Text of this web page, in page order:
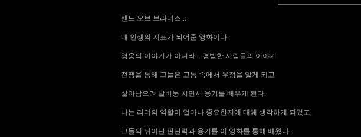
밴드 오브 브라더스...
내 인생의 지표가 되어준 영화이다.
영웅의 이야기가 아니라... 평범한 사람들의 이야기
전쟁을 통해 그들은 고통 속에서 우정을 알게 되고
살아남으려 발버둥 치면서 용기를 배우게 된다.
나는 리더의 역할이 얼마나 중요한지에 대해 생각하게 되었고,
그들의 뛰어난 판단력과 용기를 이 영화를 통해 배웠다.